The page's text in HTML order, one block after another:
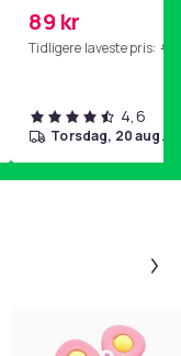
89 kr
Tidligere laveste pris: 99
4,6
torsdag, 20 aug.